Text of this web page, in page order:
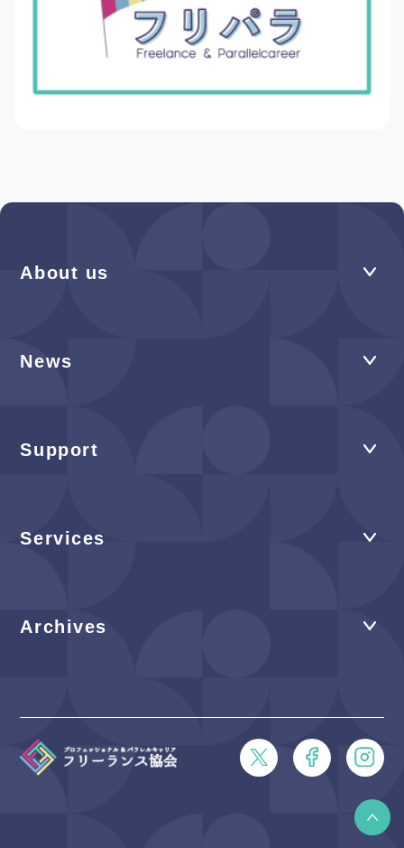
About us
News
Support
Services
Archives